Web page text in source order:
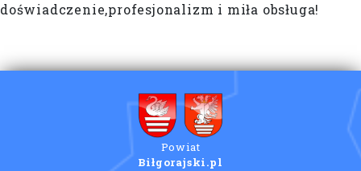
doświadczenie,profesjonalizm i miła obsługa!
Powiat
Biłgorajski.pl